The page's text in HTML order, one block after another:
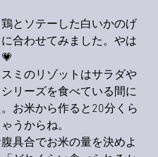
とソテーした白いかのげ
合わせてみました。やは
ミのリゾットはサラダや
シリーズを食べている間に
お米から作ると20分くら
うからね。
具合でお米の量を決めよ